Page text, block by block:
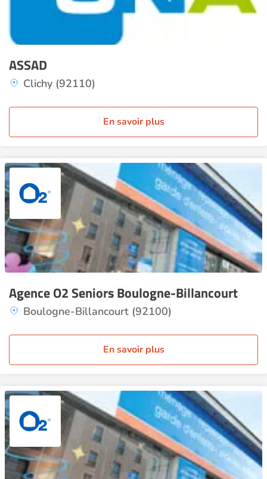
ASSAD
Clichy (92110)
En savoir plus
Agence O2 Seniors Boulogne-Billancourt
Boulogne-Billancourt (92100)
En savoir plus